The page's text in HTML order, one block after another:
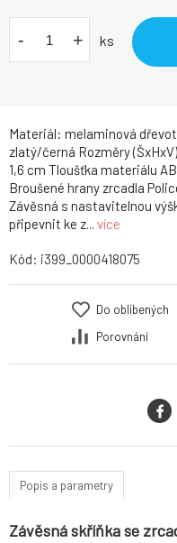
Materiál: melaminová
zlatý/černá Rozměry
1,6 cm Tloušťka materiálu
Broušené hrany zrcadla
Závěsná s nastavitelnou
připevnit ke z... více
- + ks
Kód: i399_0000418075
Do oblíbených
Porovnání
Popis a parametry
Závěsná skříňka se